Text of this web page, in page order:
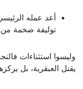
توليفة ضخمة من
وليسوا استثناءات
يقتل العبقرية، بل